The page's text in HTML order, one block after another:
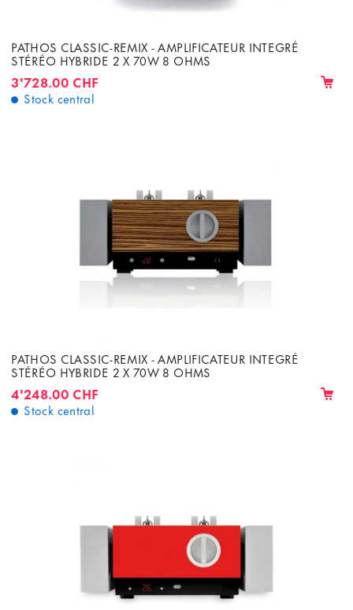
PATHOS CLASSIC-REMIX - AMPLIFICATEUR INTEGRÉ
STÉRÉO HYBRIDE 2 X 70W 8 OHMS
3'728.00 CHF
Stock central
PATHOS CLASSIC-REMIX - AMPLIFICATEUR INTEGRÉ
STÉRÉO HYBRIDE 2 X 70W 8 OHMS
4'248.00 CHF
Stock central